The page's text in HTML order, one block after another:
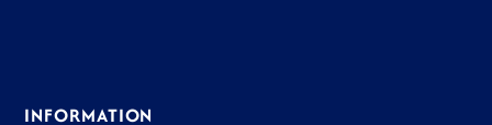
INFORMATION